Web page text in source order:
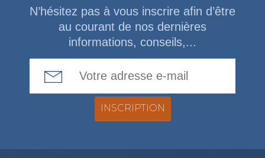
N’hésitez pas à vous inscrire afin d’être
au courant de nos dernières
informations, conseils,...